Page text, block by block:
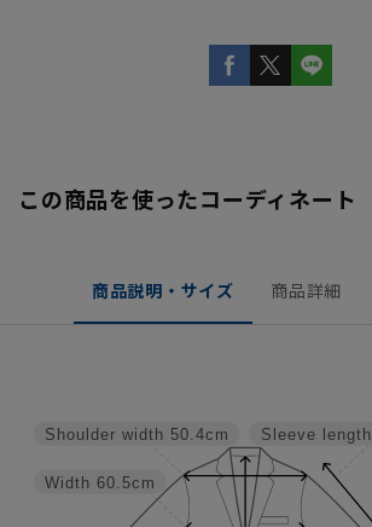
この商品を使ったコーディネート
商品説明・サイズ 商品詳細
Sleeve length
Width 60.5cm
Shoulder width 50.4cm